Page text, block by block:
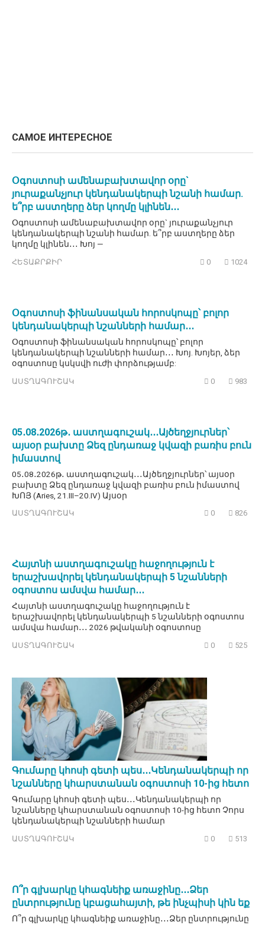
САМОЕ ИНТЕРЕСНОЕ
Օգոստոսի ամենաբախտավոր օրը`
յուրաքանչյուր կենդանակերպի նշանի համար.
ե՞րբ աստղերը ձեր կողմը կլինեն․․․
Օգոստոսի ամենաբախտավոր օրը` յուրաքանչյուր
կենդանակերպի նշանի համար. ե՞րբ աստղերը ձեր
կողմը կլինեն․․․ Խոյ —
ՀԵՏԱՔՐՔԻՐ 0 1024
Օգոստոսի ֆինանսական հորոսկոպը՝ բոլոր
կենդանակերպի նշանների համար․․․
Օգոստոսի ֆինանսական հորոսկոպը՝ բոլոր
կենդանակերպի նշանների համար․․․ Խոյ. Խոյեր, ձեր
օգոստոսը կսկսվի ուժի փորձությամբ:
ԱՍՏՂԱԳՈՒՇԱԿ 0 983
05․08․2026թ․ աստղագուշակ․․․Այծեղջյուրներ՝
այսօր բախտը Ձեզ ընդառաջ կվազի բառիս բուն
իմաստով
05․08․2026թ․ աստղագուշակ․․․Այծեղջյուրներ՝ այսօր
բախտը Ձեզ ընդառաջ կվազի բառիս բուն իմաստով
ԽՈՅ (Aries, 21.III–20.IV) Այսօր
ԱՍՏՂԱԳՈՒՇԱԿ 0 826
Հայտնի աստղագուշակը հաջողություն է
երաշխավորել կենդանակերպի 5 նշանների
օգոստոս ամսվա համար․․․
Հայտնի աստղագուշակը հաջողություն է
երաշխավորել կենդանակերպի 5 նշանների օգոստոս
ամսվա համար․․․ 2026 թվականի օգոստոսը
ԱՍՏՂԱԳՈՒՇԱԿ 0 525
Գումարը կհոսի գետի պես․․․Կենդանակերպի որ
նշանները կհարստանան օգոստոսի 10-ից հետո
Գումարը կհոսի գետի պես․․․Կենդանակերպի որ
նշանները կհարստանան օգոստոսի 10-ից հետո Չորս
կենդանակերպի նշանների համար
ԱՍՏՂԱԳՈՒՇԱԿ 0 513
Ո՞ր գլխարկը կհագնեիք առաջինը․․․Ձեր
ընտրությունը կբացահայտի, թե ինչպիսի կին եք
Ո՞ր գլխարկը կհագնեիք առաջինը․․․Ձեր ընտրությունը